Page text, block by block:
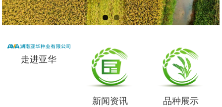
走进亚华
新闻资讯 品种展示